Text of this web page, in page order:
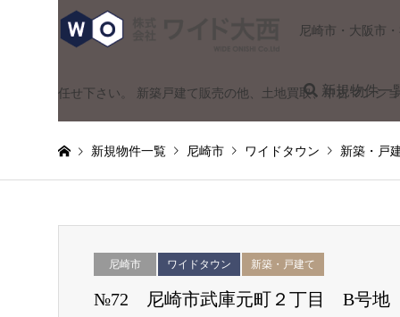
尼崎市・大阪市
任せ下さい。 新築戸建て販売の他、土地買取、中古マンシ
新規物件一
新規物件一覧 尼崎市 ワイドタウン 新築・戸
尼崎市 ワイドタウン 新築・戸建て
№72 尼崎市武庫元町２丁目 B号地